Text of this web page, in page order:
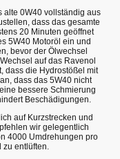
alte 0W40 vollständig aus
dass das gesamte
20 Minuten geöffnet
5W40 Motoröl ein und
bevor der Ölwechsel
auf das Ravenol
dass die Hydrostößel mit
dass das 5W40 nicht
bessere Schmierung
Beschädigungen.
auf Kurzstrecken und
wir gelegentlich
4000 Umdrehungen pro
zu entlüften.